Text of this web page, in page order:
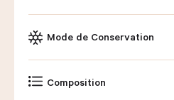
Mode de Conservation
Composition